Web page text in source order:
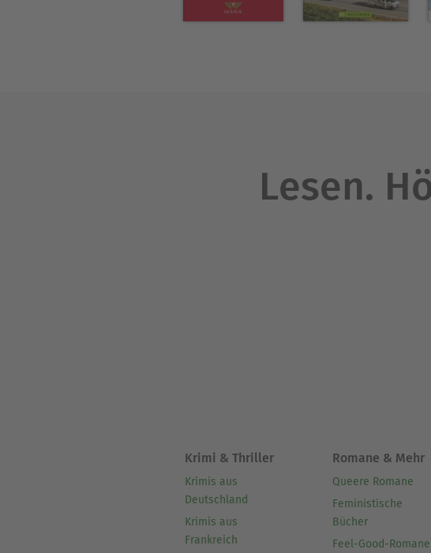
Lesen.
Krimi & Thriller
Krimis aus
Deutschland
Krimis aus
Frankreich
Romane & Mehr
Queere Romane
Feministische
Bücher
Feel-Good-Romane